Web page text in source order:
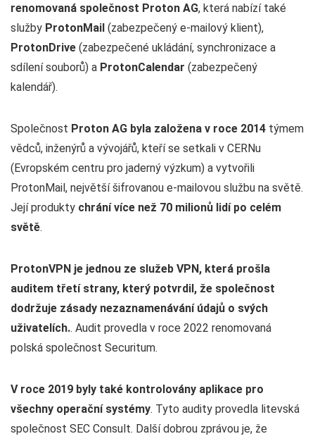
renomovaná společnost Proton AG, která nabízí také
služby ProtonMail (zabezpečený e-mailový klient),
ProtonDrive (zabezpečené ukládání, synchronizace a
sdílení souborů) a ProtonCalendar (zabezpečený
kalendář).
Společnost Proton AG byla založena v roce 2014 týmem
vědců, inženýrů a vývojářů, kteří se setkali v CERNu
(Evropském centru pro jaderný výzkum) a vytvořili
ProtonMail, největší šifrovanou e-mailovou službu na světě.
Její produkty chrání více než 70 milionů lidí po celém
světě.
ProtonVPN je jednou ze služeb VPN, která prošla
auditem třetí strany, který potvrdil, že společnost
dodržuje zásady nezaznamenávání údajů o svých
uživatelích.. Audit provedla v roce 2022 renomovaná
polská společnost Securitum.
V roce 2019 byly také kontrolovány aplikace pro
všechny operační systémy. Tyto audity provedla litevská
společnost SEC Consult. Další dobrou zprávou je, že